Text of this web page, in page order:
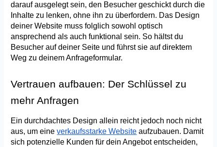
darauf ausgelegt sein, den Besucher geschickt durch die
Inhalte zu lenken, ohne ihn zu überfordern. Das Design
deiner Website muss folglich sowohl optisch
ansprechend als auch funktional sein. So hältst du
Besucher auf deiner Seite und führst sie auf direktem
Weg zu deinem Anfrageformular.
Vertrauen aufbauen: Der Schlüssel zu
mehr Anfragen
Ein durchdachtes Design allein reicht jedoch noch nicht
aus, um eine verkaufsstarke Website aufzubauen. Damit
sich potenzielle Kunden für dein Angebot entscheiden,